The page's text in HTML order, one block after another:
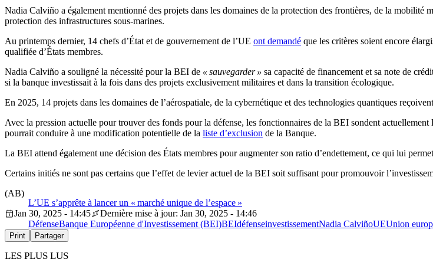
Nadia Calviño a également mentionné des projets dans les domaines de la protection des frontières, de la
protection des infrastructures sous-marines.
Au printemps dernier, 14 chefs d’État et de gouvernement de l’UE ont demandé que les critères soient encore
qualifiée d’États membres.
Nadia Calviño a souligné la nécessité pour la BEI de « sauvegarder » sa capacité de financement et sa note de
si la banque investissait à la fois dans des projets exclusivement militaires et dans la transition écologique.
En 2025, 14 projets dans les domaines de l’aérospatiale, de la cybernétique et des technologies quantiques
Avec la pression actuelle pour trouver des fonds pour la défense, les fonctionnaires de la BEI sondent
pourrait conduire à une modification potentielle de la liste d’exclusion de la Banque.
La BEI attend également une décision des États membres pour augmenter son ratio d’endettement, ce qui lui
Certains initiés ne sont pas certains que l’effet de levier actuel de la BEI soit suffisant pour promouvoir
L’UE s’apprête à lancer un « marché unique de l’espace »
(AB)
Jan 30, 2025 - 14:45
Dernière mise à jour: Jan 30, 2025 - 14:46
DéfenseBanque Européenne d'Investissement (BEI)BEIdéfenseinvestissementNadia CalviñoUEUnion
Print Partager
LES PLUS LUS